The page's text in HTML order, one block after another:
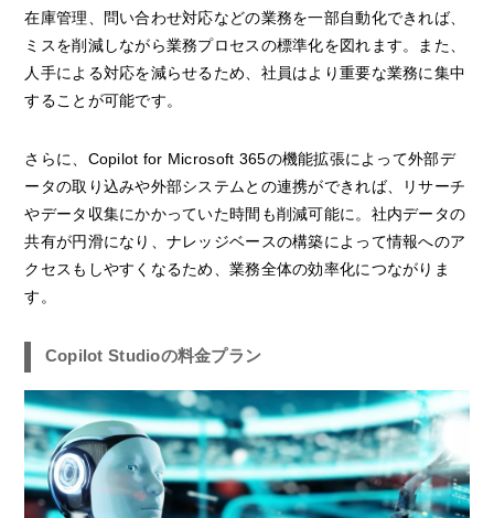
在庫管理、問い合わせ対応などの業務を一部自動化できれば、
ミスを削減しながら業務プロセスの標準化を図れます。また、
人手による対応を減らせるため、社員はより重要な業務に集中
することが可能です。
さらに、Copilot for Microsoft 365の機能拡張によって外部デ
ータの取り込みや外部システムとの連携ができれば、リサーチ
やデータ収集にかかっていた時間も削減可能に。社内データの
共有が円滑になり、ナレッジベースの構築によって情報へのア
クセスもしやすくなるため、業務全体の効率化につながりま
す。
Copilot Studioの料金プラン